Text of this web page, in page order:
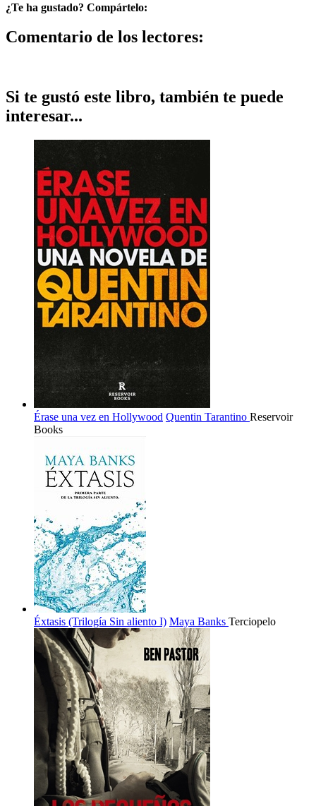
¿Te ha gustado? Compártelo:
Comentario de los lectores:
Si te gustó este libro, también te puede
interesar...
Érase una vez en Hollywood Quentin Tarantino Reservoir
Books
Éxtasis (Trilogía Sin aliento I) Maya Banks Terciopelo